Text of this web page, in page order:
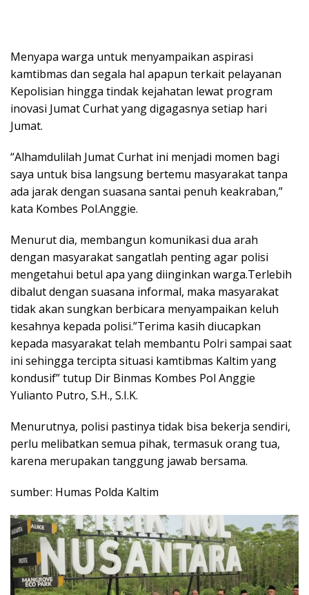
Menyapa warga untuk menyampaikan aspirasi
kamtibmas dan segala hal apapun terkait pelayanan
Kepolisian hingga tindak kejahatan lewat program
inovasi Jumat Curhat yang digagasnya setiap hari
Jumat.
“Alhamdulilah Jumat Curhat ini menjadi momen bagi
saya untuk bisa langsung bertemu masyarakat tanpa
ada jarak dengan suasana santai penuh keakraban,”
kata Kombes Pol.Anggie.
Menurut dia, membangun komunikasi dua arah
dengan masyarakat sangatlah penting agar polisi
mengetahui betul apa yang diinginkan warga.Terlebih
dibalut dengan suasana informal, maka masyarakat
tidak akan sungkan berbicara menyampaikan keluh
kesahnya kepada polisi.”Terima kasih diucapkan
kepada masyarakat telah membantu Polri sampai saat
ini sehingga tercipta situasi kamtibmas Kaltim yang
kondusif” tutup Dir Binmas Kombes Pol Anggie
Yulianto Putro, S.H., S.I.K.
Menurutnya, polisi pastinya tidak bisa bekerja sendiri,
perlu melibatkan semua pihak, termasuk orang tua,
karena merupakan tanggung jawab bersama.
sumber: Humas Polda Kaltim